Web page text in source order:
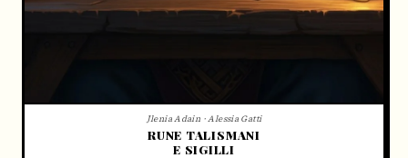
Jlenia Adain · Alessia Gatti
RUNE TALISMANI
E SIGILLI